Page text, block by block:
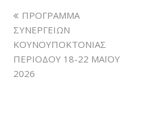
ΠΡΟΓΡΑΜΜΑ
ΣΥΝΕΡΓΕΙΩΝ
ΚΟΥΝΟΥΠΟΚΤΟΝΙΑΣ
ΠΕΡΙΟΔΟΥ 18-22 ΜΑΪΟΥ
2026